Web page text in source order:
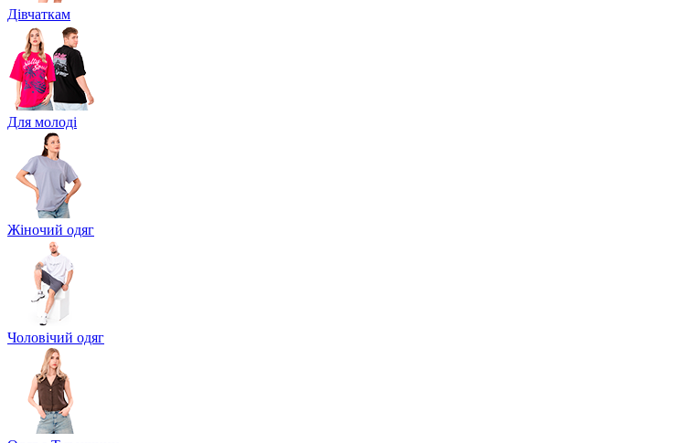
Дівчаткам
Для молоді
Жіночий одяг
Чоловічий одяг